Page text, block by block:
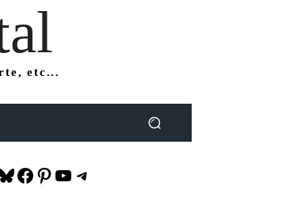
etc...
Facebook
Pinterest
YouTube
Telegram